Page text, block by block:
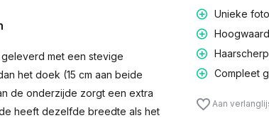
met een stevige
het doek (15 cm aan beide
de onderzijde zorgt een extra
heeft dezelfde breedte als het
Unieke
Compleet
Aan